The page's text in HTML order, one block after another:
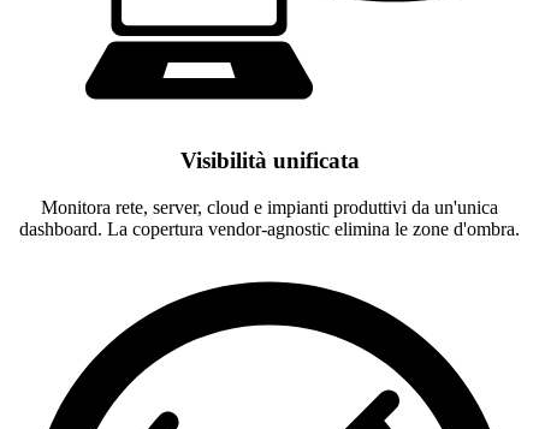
Visibilità unificata
Monitora rete, server, cloud e impianti produttivi da un'unica
dashboard. La copertura vendor-agnostic elimina le zone d'ombra.